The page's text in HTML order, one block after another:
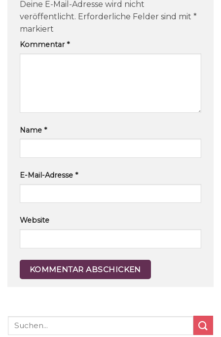
Deine E-Mail-Adresse wird nicht
veröffentlicht. Erforderliche Felder sind mit *
markiert
Kommentar*
Name *
E-Mail-Adresse *
Website